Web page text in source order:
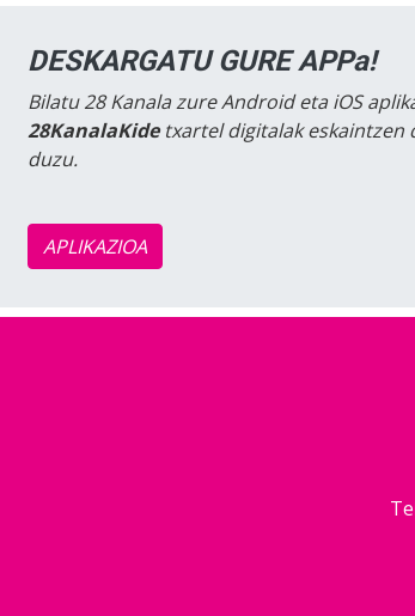
DESKARGATU GURE APPa!
Bilatu 28 Kanala zure Android eta iOS
28KanalaKidetxartel digitalak eskaintzen
duzu.
APLIKAZIOA